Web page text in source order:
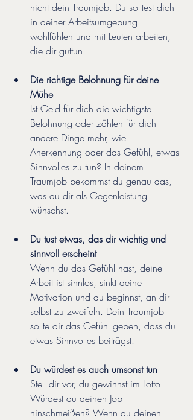
nicht dein Traumjob. Du solltest dich
in deiner Arbeitsumgebung
wohlfühlen und mit Leuten arbeiten,
die dir guttun.
Die richtige Belohnung für deine
Mühe
Ist Geld für dich die wichtigste
Belohnung oder zählen für dich
andere Dinge mehr, wie
Anerkennung oder das Gefühl, etwas
Sinnvolles zu tun? In deinem
Traumjob bekommst du genau das,
was du dir als Gegenleistung
wünschst.
Du tust etwas, das dir wichtig und
sinnvoll erscheint
Wenn du das Gefühl hast, deine
Arbeit ist sinnlos, sinkt deine
Motivation und du beginnst, an dir
selbst zu zweifeln. Dein Traumjob
sollte dir das Gefühl geben, dass du
etwas Sinnvolles beiträgst.
Du würdest es auch umsonst tun
Stell dir vor, du gewinnst im Lotto.
Würdest du deinen Job
hinschmeißen? Wenn du deinen